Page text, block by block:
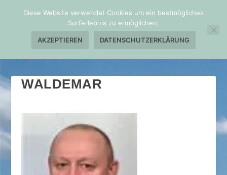
WALDEMAR
Diese Website verwendet Cookies um ein bestmögliches
Surferlebnis zu ermöglichen.
AKZEPTIEREN DATENSCHUTZERKLÄRUNG